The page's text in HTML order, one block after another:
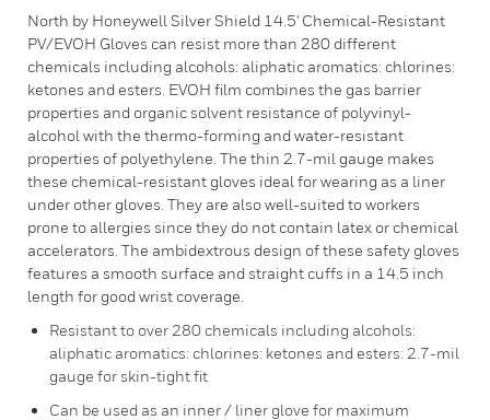
North by Honeywell Silver Shield 14.5' Chemical-Resistant
PV/EVOH Gloves can resist more than 280 different
chemicals including alcohols: aliphatic aromatics: chlorines:
ketones and esters. EVOH film combines the gas barrier
properties and organic solvent resistance of polyvinyl-
alcohol with the thermo-forming and water-resistant
properties of polyethylene. The thin 2.7-mil gauge makes
these chemical-resistant gloves ideal for wearing as a liner
under other gloves. They are also well-suited to workers
prone to allergies since they do not contain latex or chemical
accelerators. The ambidextrous design of these safety gloves
features a smooth surface and straight cuffs in a 14.5 inch
length for good wrist coverage.
Resistant to over 280 chemicals including alcohols:
aliphatic aromatics: chlorines: ketones and esters: 2.7-mil
gauge for skin-tight fit
Can be used as an inner / liner glove for maximum